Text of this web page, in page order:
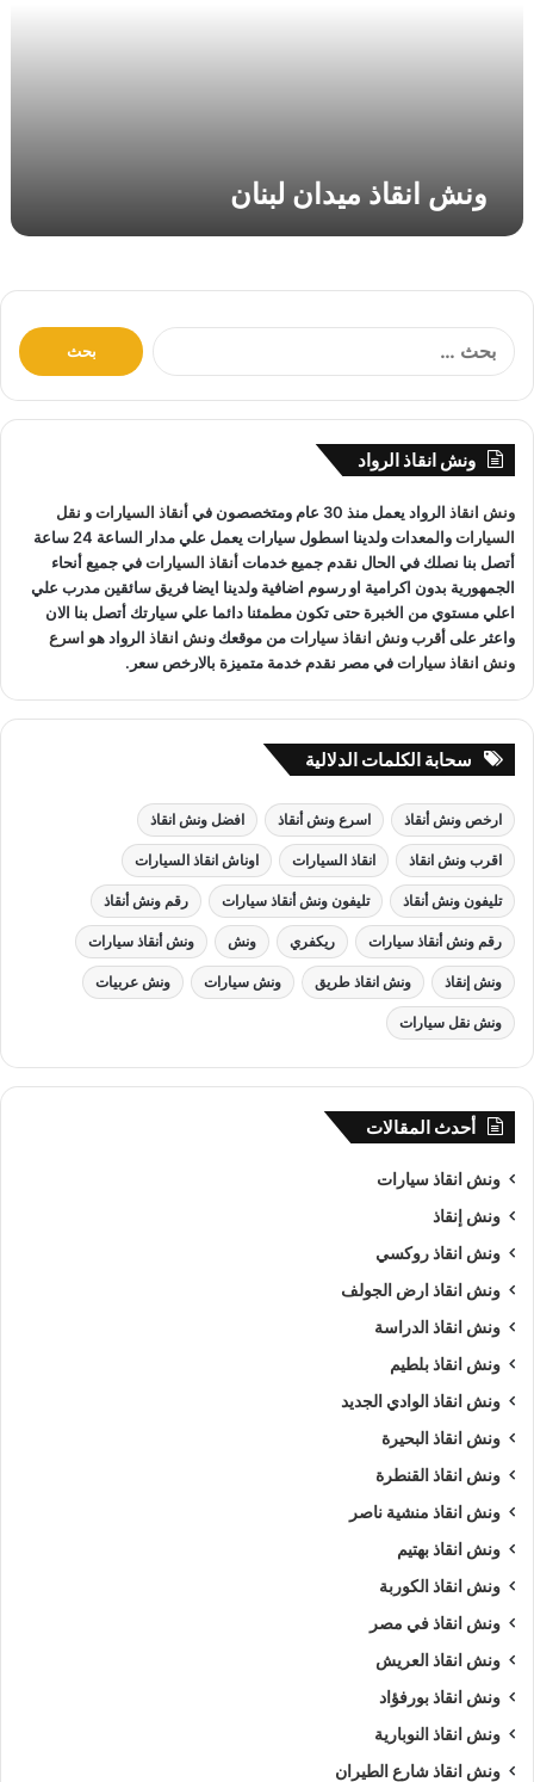
ل
ا
ونش انقاذ ميدان لبنان
:
ونش انقاذ الرواد
ونش انقاذ الرواد يعمل منذ 30 عام ومتخصصون في أنقاذ السياراتو نقل
السيارات
والمعدات ولدينا اسطول سيارات يعمل علي مدار الساعة 24 ساعة
أتصل بنا نصلك في الحال نقدم جميع خدماتأنقاذ السياراتفي جميع أنحاء
الجمهورية بدون اكرامية او رسوم اضافية ولدينا ايضا فريق سائقين مدرب علي
اعلي مستوي من الخبرة حتى تكون مطمئنا دائما علي سيارتك أتصل بنا الان
واعثر علىأقرب ونش انقاذ سياراتمن موقعك ونش انقاذ الرواد هو اسرع
ونش انقاذ سياراتفي مصر نقدم خدمة متميزة بالارخص سعر.
سحابة الكلمات الدلالية
ارخص ونش أنقاذ اسرع ونش أنقاذ افضل ونش انقاذ
اقرب ونش انقاذ انقاذ السيارات اوناش انقاذ السيارات
تليفون ونش أنقاذ تليفون ونش أنقاذ سيارات رقم ونش أنقاذ
رقم ونش أنقاذ سيارات ريكفري ونش ونش أنقاذ سيارات
ونش إنقاذ ونش انقاذ طريق ونش سيارات ونش عربيات
ونش نقل سيارات
أحدث المقالات
ونش انقاذ سيارات
ونش إنقاذ
ونش انقاذ روكسي
ونش انقاذ ارض الجولف
ونش انقاذ الدراسة
ونش انقاذ بلطيم
ونش انقاذ الوادي الجديد
ونش انقاذ البحيرة
ونش انقاذ القنطرة
ونش انقاذ منشية ناصر
ونش انقاذ بهتيم
ونش انقاذ الكوربة
ونش انقاذ في مصر
ونش انقاذ العريش
ونش انقاذ بورفؤاد
ونش انقاذ النوبارية
ونش انقاذ شارع الطيران